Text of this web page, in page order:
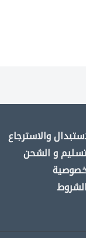
والاسترجاع
و الشحن